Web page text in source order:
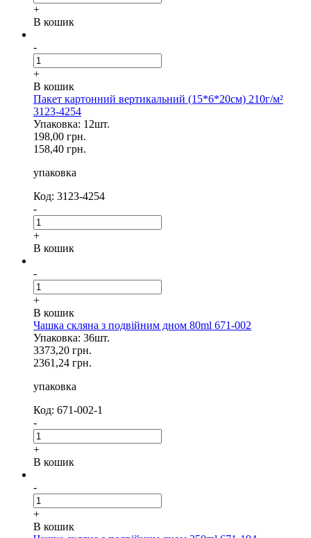
+
В кошик
-
+
В кошик
Пакет картонний вертикальний (15*6*20см) 210г/м²
3123-4254
Упаковка: 12шт.
198,00 грн.
158,40 грн.
упаковка
Код: 3123-4254
-
+
В кошик
-
+
В кошик
Чашка скляна з подвійним дном 80ml 671-002
Упаковка: 36шт.
3373,20 грн.
2361,24 грн.
упаковка
Код: 671-002-1
-
+
В кошик
-
+
В кошик